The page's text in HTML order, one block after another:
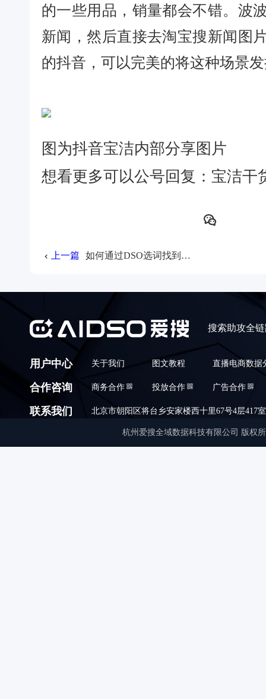
的一些用品，销量都会不错。波
新闻，然后直接去淘宝搜新闻图
的抖音，可以完美的将这种场景
图为抖音宝洁内部分享图片
想看更多可以公号回复：宝洁干
上一篇 如何通过DSO选词找到好商机和项目
搜索助攻全
用户中心 关于我们 图文教程 直播电商数据
合作咨询 商务合作 投放合作 广告合作
联系我们 北京市朝阳区将台乡安家楼西十里67号4层417室
杭州爱搜全域数据科技有限公司 版权